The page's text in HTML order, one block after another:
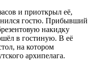
и приоткрыл её,
гостю. Прибывший
накидку
в гостиную. В её
на котором
архипелага.